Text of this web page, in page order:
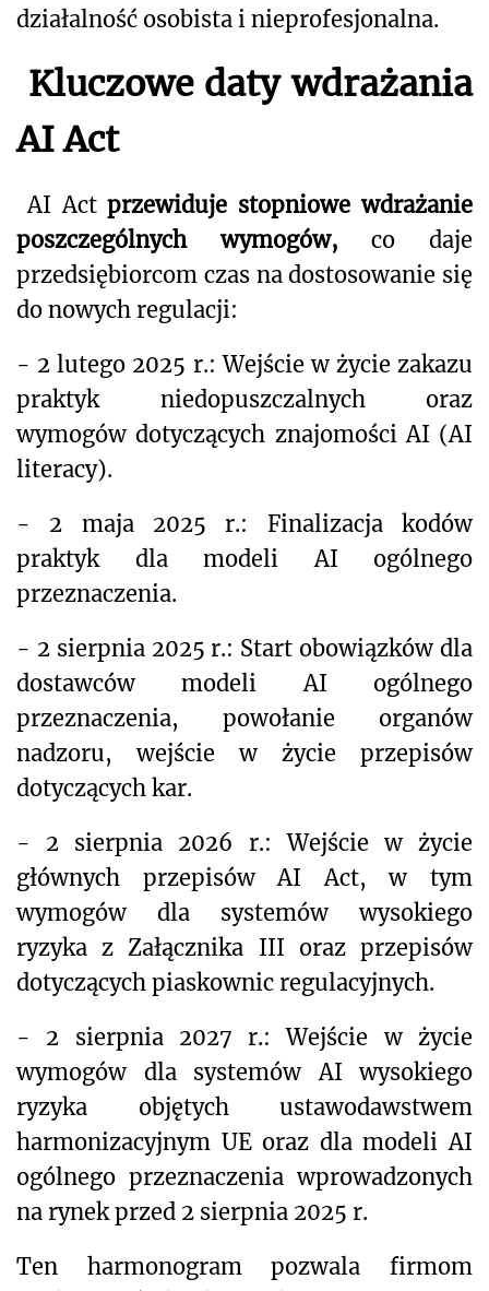
działalność osobista i nieprofesjonalna.
Kluczowe daty wdrażania
AI Act
AI Actprzewiduje stopniowe wdrażanie
poszczególnych wymogów, co daje
przedsiębiorcom czas na dostosowanie się
do nowych regulacji:
- 2 lutego 2025 r.: Wejście w życie zakazu
praktyk niedopuszczalnych oraz
wymogów dotyczących znajomości AI (AI
literacy).
- 2 maja 2025 r.: Finalizacja kodów
praktyk dla modeli AI ogólnego
przeznaczenia.
- 2 sierpnia 2025 r.: Start obowiązków dla
dostawców modeli AI ogólnego
przeznaczenia, powołanie organów
nadzoru, wejście w życie przepisów
dotyczących kar.
- 2 sierpnia 2026 r.: Wejście w życie
głównych przepisów AI Act, w tym
wymogów dla systemów wysokiego
ryzyka z Załącznika III oraz przepisów
dotyczących piaskownic regulacyjnych.
- 2 sierpnia 2027 r.: Wejście w życie
wymogów dla systemów AI wysokiego
ryzyka objętych ustawodawstwem
harmonizacyjnym UE oraz dla modeli AI
ogólnego przeznaczenia wprowadzonych
na rynek przed 2 sierpnia 2025 r.
Ten harmonogram pozwala firmom